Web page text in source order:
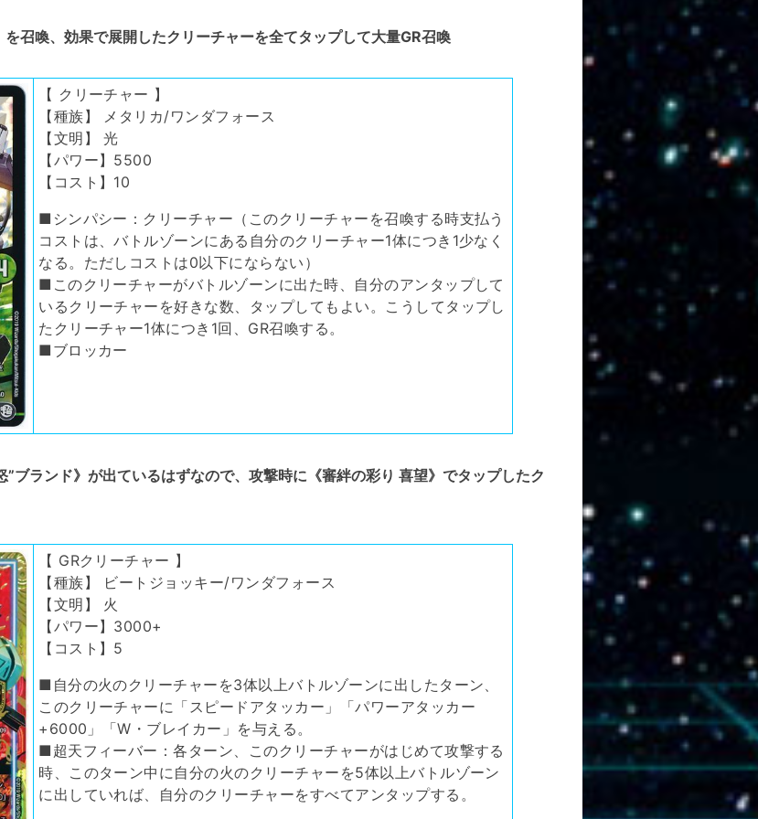
召喚、効果で展開したクリーチャーを全てタップして大量GR召喚
【 クリーチャー 】
【種族】 メタリカ/ワンダフォース
【文明】 光
【パワー】5500
【コスト】10
■シンパシー：クリーチャー（このクリーチャーを召喚する時支払う
コストは、バトルゾーンにある自分のクリーチャー1体につき1少なく
なる。ただしコストは0以下にならない）
■このクリーチャーがバトルゾーンに出た時、自分のアンタップして
いるクリーチャーを好きな数、タップしてもよい。こうしてタップし
たクリーチャー1体につき1回、GR召喚する。
■ブロッカー
ランド》が出ているはずなので、攻撃時に《審絆の彩り 喜望》でタップしたク
【 GRクリーチャー 】
【種族】 ビートジョッキー/ワンダフォース
【文明】 火
【パワー】3000+
【コスト】5
■自分の火のクリーチャーを3体以上バトルゾーンに出したターン、
このクリーチャーに「スピードアタッカー」「パワーアタッカー
+6000」「W・ブレイカー」を与える。
■超天フィーバー：各ターン、このクリーチャーがはじめて攻撃する
時、このターン中に自分の火のクリーチャーを5体以上バトルゾーン
に出していれば、自分のクリーチャーをすべてアンタップする。